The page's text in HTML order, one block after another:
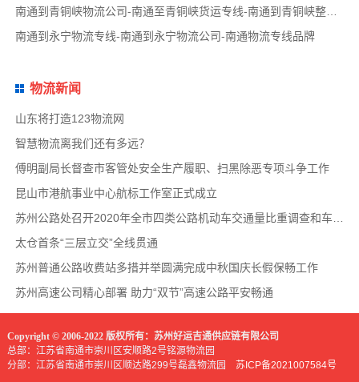
南通到青铜峡物流公司-南通至青铜峡货运专线-南通到青铜峡整车运输
南通到永宁物流专线-南通到永宁物流公司-南通物流专线品牌
物流新闻
山东将打造123物流网
智慧物流离我们还有多远？
傅明副局长督查市客管处安全生产履职、扫黑除恶专项斗争工作
昆山市港航事业中心航标工作室正式成立
苏州公路处召开2020年全市四类公路机动车交通量比重调查和车速调查布置会
太仓首条“三层立交”全线贯通
苏州普通公路收费站多措并举圆满完成中秋国庆长假保畅工作
苏州高速公司精心部署 助力“双节”高速公路平安畅通
Copyright © 2006-2022 版权所有：苏州好运吉通供应链有限公司
总部：江苏省南通市崇川区安顺路2号铭源物流园
分部：江苏省南通市崇川区顺达路299号磊鑫物流园 苏ICP备2021007584号